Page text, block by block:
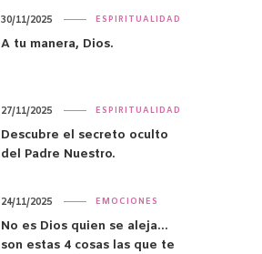
ESPIRITUALIDAD
A tu manera, Dios.
30/11/2025
ESPIRITUALIDAD
Descubre el secreto oculto
del Padre Nuestro.
27/11/2025
EMOCIONES
No es Dios quien se aleja…
son estas 4 cosas las que te
24/11/2025